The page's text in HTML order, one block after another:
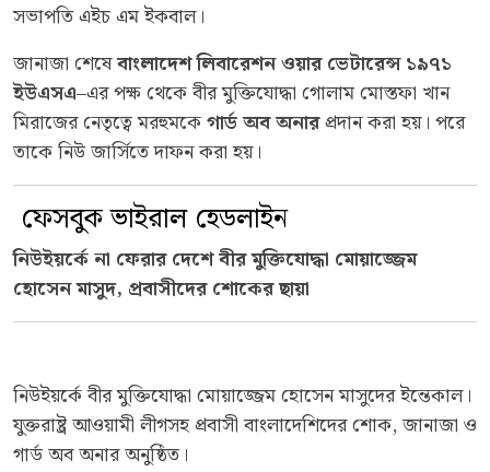
সভাপতি এইচ এম ইকবাল।
জানাজা শেষেবাংলাদেশ লিবারেশন ওয়ার ভেটারেন্স ১৯৭১
ইউএসএ–এর পক্ষ থেকে বীর মুক্তিযোদ্ধা গোলাম মোস্তফা খান
মিরাজের নেতৃত্বে মরহুমকেগার্ড অব অনারপ্রদান করা হয়। পরে
তাকে নিউ জার্সিতে দাফন করা হয়।
ফেসবুক ভাইরাল হেডলাইন
নিউইয়র্কে না ফেরার দেশে বীর মুক্তিযোদ্ধা মোয়াজ্জেম
হোসেন মাসুদ, প্রবাসীদের শোকের ছায়া
নিউইয়র্কে বীর মুক্তিযোদ্ধা মোয়াজ্জেম হোসেন মাসুদের ইন্তেকাল।
যুক্তরাষ্ট্র আওয়ামী লীগসহ প্রবাসী বাংলাদেশিদের শোক, জানাজা ও
গার্ড অব অনার অনুষ্ঠিত।